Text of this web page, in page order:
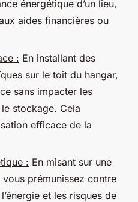
énergétique d’un lieu,
aides financières ou
: En installant des
sur le toit du hangar,
sans impacter les
stockage. Cela
efficace de la
: En misant sur une
prémunissez contre
et les risques de